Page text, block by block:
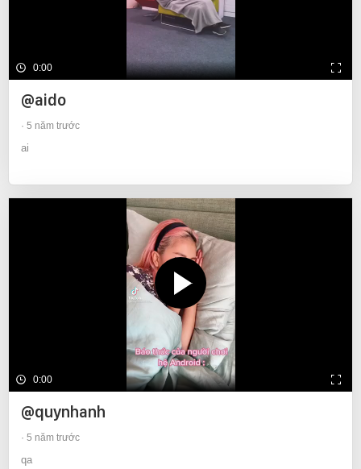
0:00
@aido
5 năm trước
ai
0:00
@quynhanh
5 năm trước
qa